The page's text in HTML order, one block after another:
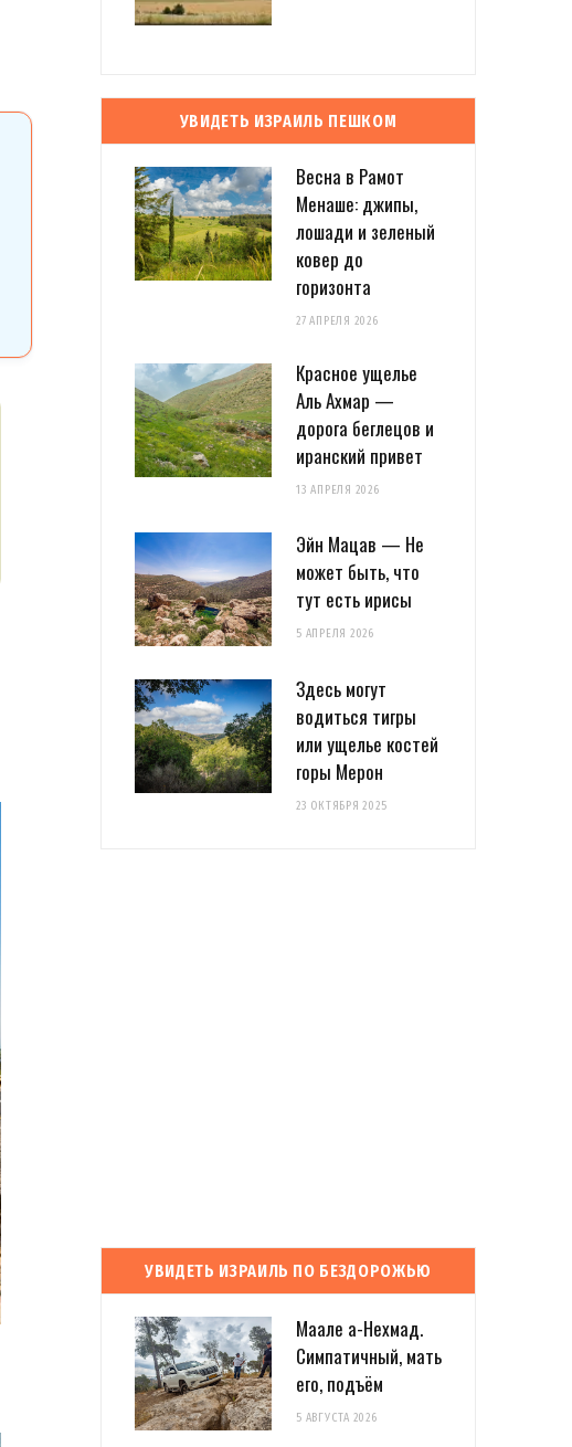
УВИДЕТЬ ИЗРАИЛЬ ПЕШКОМ
Весна в Рамот
Менаше: джипы,
лошади и зеленый
ковер до
горизонта
27 АПРЕЛЯ 2026
Красное ущелье
Аль Ахмар —
дорога беглецов и
иранский привет
13 АПРЕЛЯ 2026
Эйн Мацав — Не
может быть, что
тут есть ирисы
5 АПРЕЛЯ 2026
Здесь могут
водиться тигры
или ущелье костей
горы Мерон
23 ОКТЯБРЯ 2025
УВИДЕТЬ ИЗРАИЛЬ ПО БЕЗДОРОЖЬЮ
Маале а-Нехмад.
Симпатичный, мать
его, подъём
5 АВГУСТА 2026